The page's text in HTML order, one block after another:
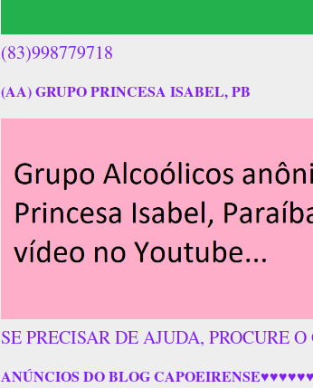
(83)998779718
(AA) GRUPO PRINCESA ISABEL, PB
SE PRECISAR DE AJUDA, PROCURE
ANÚNCIOS DO BLOG CAPOEIRENSE♥♥♥♥♥♥